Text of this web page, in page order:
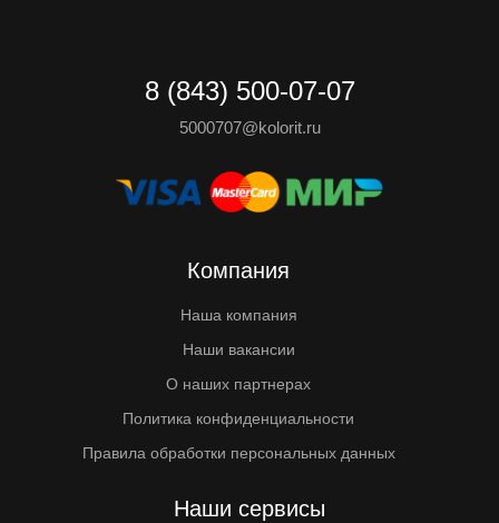
8 (843) 500-07-07
5000707@kolorit.ru
Компания
Наша компания
Наши вакансии
О наших партнерах
Политика конфиденциальности
Правила обработки персональных данных
Наши сервисы